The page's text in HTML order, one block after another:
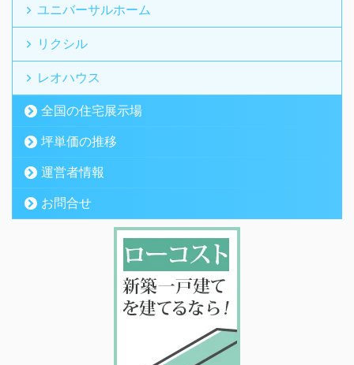
ユニバーサルホーム
リクシル
レオハウス
全国の住宅展示場
坪単価の推移
運営者情報
お問合せ